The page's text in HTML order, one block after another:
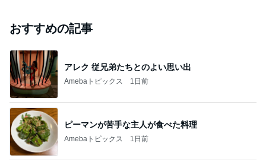
おすすめの記事
アレク 従兄弟たちとのよい思い出
Amebaトピックス 1日前
ピーマンが苦手な主人が食べた料理
Amebaトピックス 1日前